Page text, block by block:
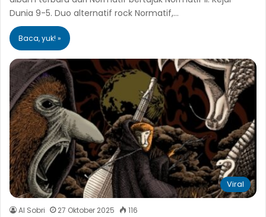
Dunia 9-5. Duo alternatif rock Normatif,…
Baca, yuk! »
Viral
Al Sobri 27 Oktober 2025 116